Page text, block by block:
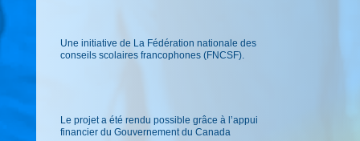
Une initiative de La Fédération nationale des
conseils scolaires francophones (FNCSF).
Le projet a été rendu possible grâce à l’appui
financier du Gouvernement du Canada